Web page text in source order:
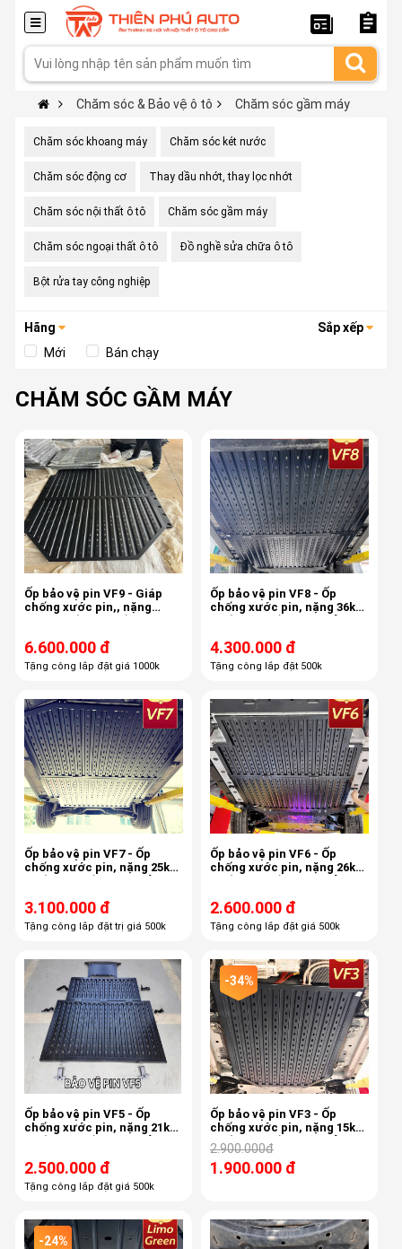
Chăm sóc & Bảo vệ ô tô Chăm sóc gầm máy
Chăm sóc khoang máy Chăm sóc két nước
Chăm sóc động cơ Thay dầu nhớt, thay lọc nhớt
Chăm sóc nội thất ô tô Chăm sóc gầm máy
Chăm sóc ngoại thất ô tô Đồ nghề sửa chữa ô tô
Bột rửa tay công nghiệp
Hãng
Sắp xếp
Mới
Bán chạy
CHĂM SÓC GẦM MÁY
Ốp bảo vệ pin VF9 - Giáp
chống xước pin,, nặng
6.600.000 đ
Tặng công lắp đặt giá 1000k
Ốp bảo vệ pin VF8 - Ốp
chống xước pin, nặng 36kg,
4.300.000 đ
Tặng công lắp đặt 500k
Ốp bảo vệ pin VF7 - Ốp
chống xước pin, nặng 25kg,
3.100.000 đ
Tặng công lắp đặt trị giá 500k
Ốp bảo vệ pin VF6 - Ốp
chống xước pin, nặng 26kg,
2.600.000 đ
Tặng công lắp đặt giá 500k
Ốp bảo vệ pin VF5 - Ốp
chống xước pin, nặng 21kg,
2.500.000 đ
Tặng công lắp đặt giá 500k
-34%
Ốp bảo vệ pin VF3 - Ốp
chống xước pin, nặng 15kg,
chống sập gầm, giữ bảo
hành hãng
2.900.000đ
1.900.000 đ
-24%